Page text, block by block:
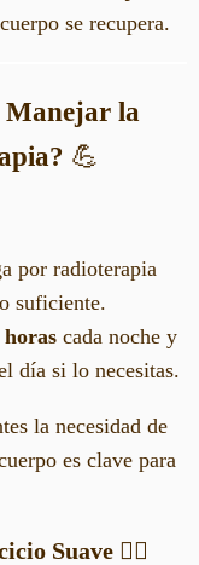
se recupera.
Manejar la
💪
por radioterapia
suficiente.
horas cada noche y
día si lo necesitas.
la necesidad de
es clave para
Suave 🏃‍♀️